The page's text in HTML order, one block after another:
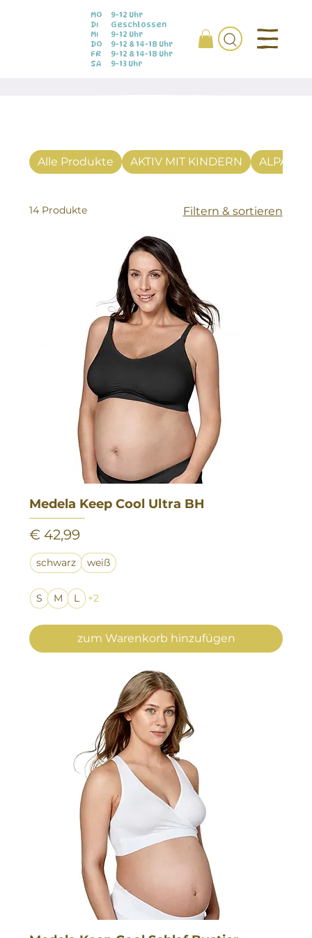
MO
DI
MI
DO
FR
SA
9-12 Uhr
Geschlossen
9-12 Uhr
9-12 & 14-18 Uhr
9-12 & 14-18 Uhr
9-13 Uhr
Alle Produkte AKTIV MIT KINDERN ALPAKA
14 Produkte Filtern & sortieren
Medela Keep Cool Ultra BH
Preis
€ 42,99
schwarz weiß
S M L +2
zum Warenkorb hinzufügen